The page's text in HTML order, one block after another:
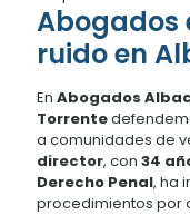
Abogados
ruido en
En Abogados
Torrente
a comunidades de
director, con 34
Derecho Penal, ha
procedimientos por